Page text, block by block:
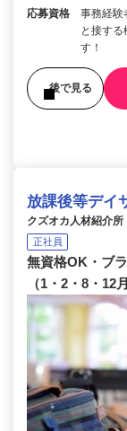
応募資格
事務経
と接す
す！
後で見る
放課後等デイ
クズオカ人材紹介所
正社員
無資格OK・ブ
（1・2・8・